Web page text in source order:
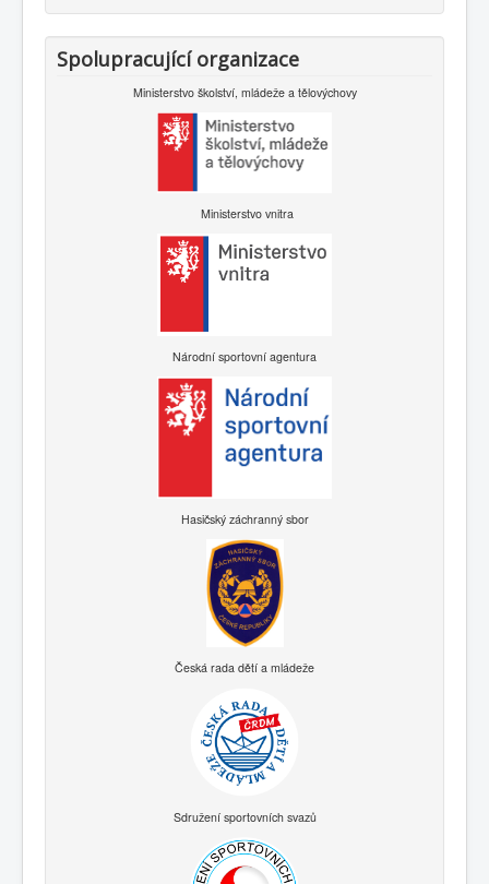
Spolupracující organizace
Ministerstvo školství, mládeže a tělovýchovy
Ministerstvo vnitra
Národní sportovní agentura
Hasičský záchranný sbor
Česká rada dětí a mládeže
Sdružení sportovních svazů